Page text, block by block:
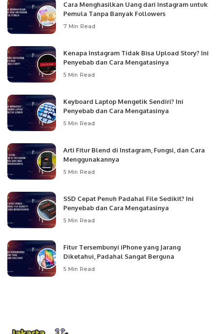
Cara Menghasilkan Uang dari Instagram untuk
Pemula Tanpa Banyak Followers
7 Min Read
Kenapa Instagram Tidak Bisa Upload Story? Ini
Penyebab dan Cara Mengatasinya
5 Min Read
Keyboard Laptop Mengetik Sendiri? Ini
Penyebab dan Cara Mengatasinya
5 Min Read
Arti Fitur Blend di Instagram, Fungsi, dan Cara
Menggunakannya
5 Min Read
SSD Cepat Penuh Padahal File Sedikit? Ini
Penyebab dan Cara Mengatasinya
5 Min Read
Fitur Tersembunyi iPhone yang Jarang
Diketahui, Padahal Sangat Berguna
5 Min Read